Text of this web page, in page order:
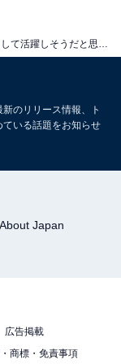
成講座 総合コー
ング結果を表
のリリース情報、ト
いる話題をお知らせ
Japan
広告掲載
商標・免責事項